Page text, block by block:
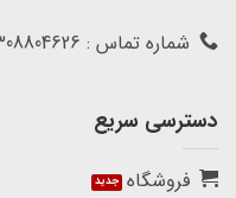
شماره تماس : 09308804626
دسترسی سریع
فروشگاه